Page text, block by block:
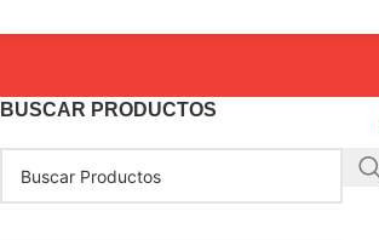
BUSCAR PRODUCTOS